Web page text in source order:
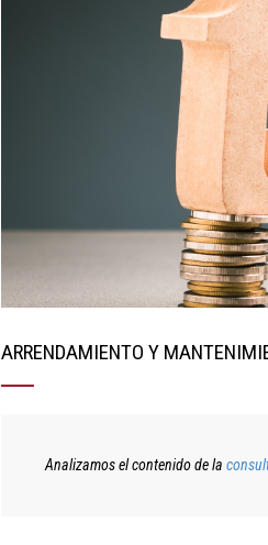
ARRENDAMIENTO Y
Analizamos el contenido de la